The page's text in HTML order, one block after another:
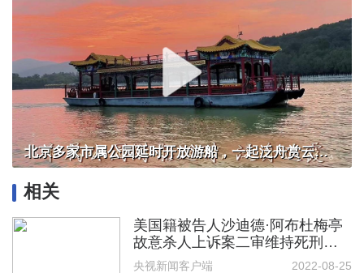
北京多家市属公园延时开放游船，一起泛舟赏云霞！
相关
美国籍被告人沙迪德·阿布杜梅亭
故意杀人上诉案二审维持死刑原
判
央视新闻客户端 2022-08-25